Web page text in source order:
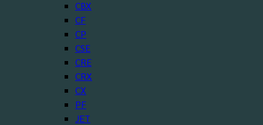
CBX
CF
CP
CSE
CRE
CRX
CX
PF
JET